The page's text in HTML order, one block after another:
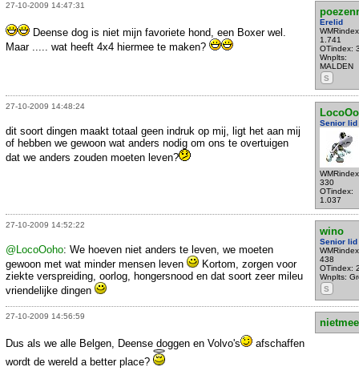
27-10-2009 14:47:31
Erelid
1.741
OTindex:
Wnplts:
MALDEN
S
Deense dog is niet mijn favoriete hond, een Boxer wel.
Maar ..... wat heeft 4x4 hiermee te maken?
27-10-2009 14:48:24
Senior lid
330
OTindex:
1.037
dit soort dingen maakt totaal geen indruk op mij, ligt het aan mij
of hebben we gewoon wat anders nodig om ons te overtuigen
dat we anders zouden moeten leven?
27-10-2009 14:52:22
wino
Senior lid
438
OTindex:
Wnplts:
S
@LocoOoho: We hoeven niet anders te leven, we moeten
gewoon met wat minder mensen leven
Kortom, zorgen voor
ziekte verspreiding, oorlog, hongersnood en dat soort zeer mileu
vriendelijke dingen
27-10-2009 14:56:59
Dus als we alle Belgen, Deense doggen en Volvo's
afschaffen
wordt de wereld a better place?